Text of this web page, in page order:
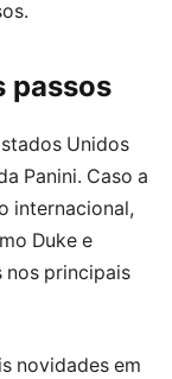
passos
Unidos
Panini. Caso a
internacional,
Duke e
nos principais
novidades em